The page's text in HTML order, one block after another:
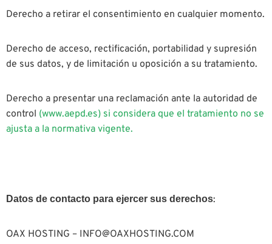
Derecho a retirar el consentimiento en cualquier momento.
Derecho de acceso, rectificación, portabilidad y supresión
de sus datos, y de limitación u oposición a su tratamiento.
Derecho a presentar una reclamación ante la autoridad de
control (www.aepd.es) si considera que el tratamiento no se
ajusta a la normativa vigente.
Datos de contacto para ejercer sus derechos:
OAX HOSTING – INFO@OAXHOSTING.COM